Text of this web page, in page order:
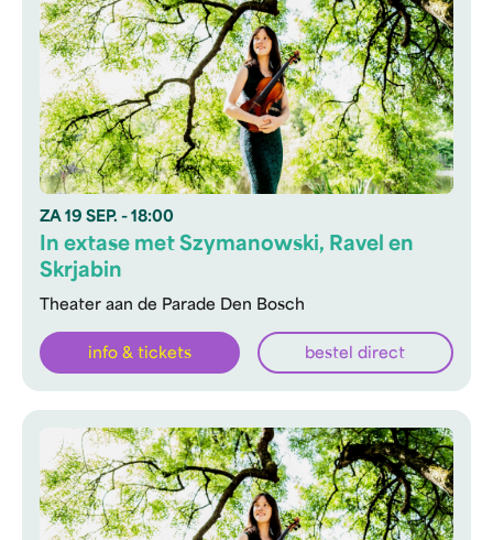
ZA 19 SEP. - 18:00
Theater aan de Parade Den Bosch
In extase met Szymanowski, Ravel en
Skrjabin
info & tickets bestel direct